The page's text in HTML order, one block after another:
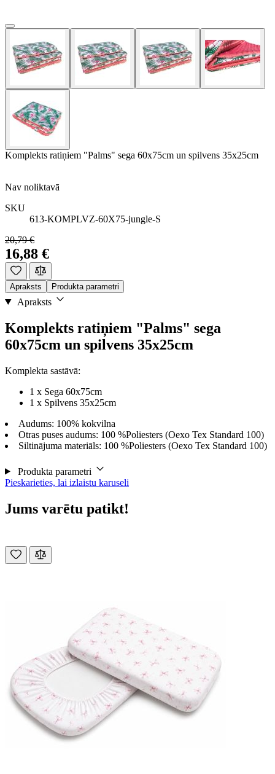
Komplekts ratiņiem "Palms" sega 60x75cm un spilvens 35x25cm
Nav noliktavā
SKU
613-KOMPLVZ-60X75-jungle-S
20,79 €
16,88 €
Apraksts Produkta parametri
Apraksts
Komplekts ratiņiem "Palms" sega
60x75cm un spilvens 35x25cm
Komplekta sastāvā:
1 x Sega 60x75cm
1 x Spilvens 35x25cm
Audums: 100% kokvilna
Otras puses audums: 100 %Poliesters (Oexo Tex Standard 100)
Siltinājuma materiāls: 100 %Poliesters (Oexo Tex Standard 100)
Produkta parametri
Pieskarieties, lai izlaistu karuseli
Jums varētu patikt!